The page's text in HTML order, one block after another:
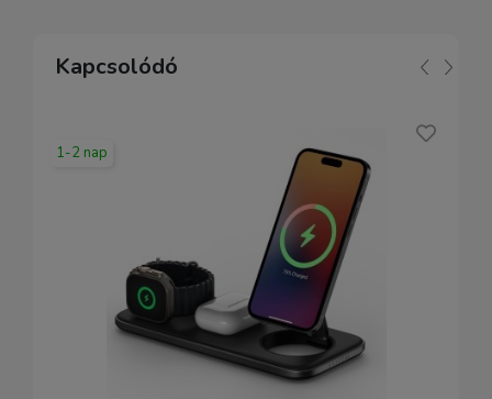
Kapcsolódó
1-2 nap